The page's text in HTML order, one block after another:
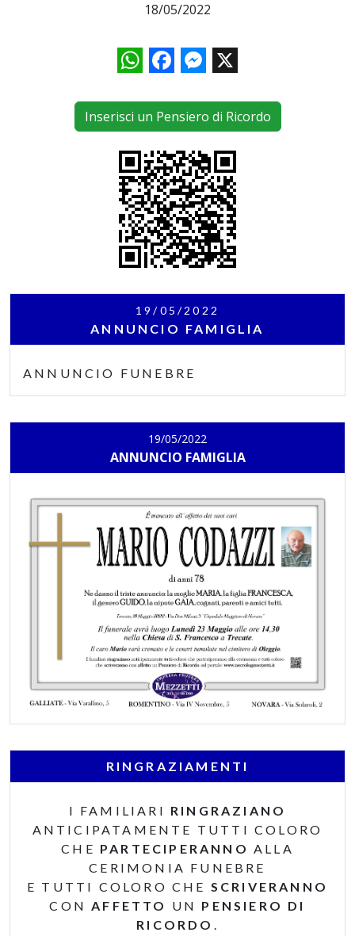
18/05/2022
WhatsAppFacebookMessenger
X
Inserisci un Pensiero di Ricordo
19/05/2022
ANNUNCIO FAMIGLIA
ANNUNCIO FUNEBRE
19/05/2022
ANNUNCIO FAMIGLIA
RINGRAZIAMENTI
I FAMILIARI RINGRAZIANO
ANTICIPATAMENTE TUTTI COLORO
CHE PARTECIPERANNO ALLA
CERIMONIA FUNEBRE
E TUTTI COLORO CHE SCRIVERANNO
CON AFFETTO UN PENSIERO DI
RICORDO